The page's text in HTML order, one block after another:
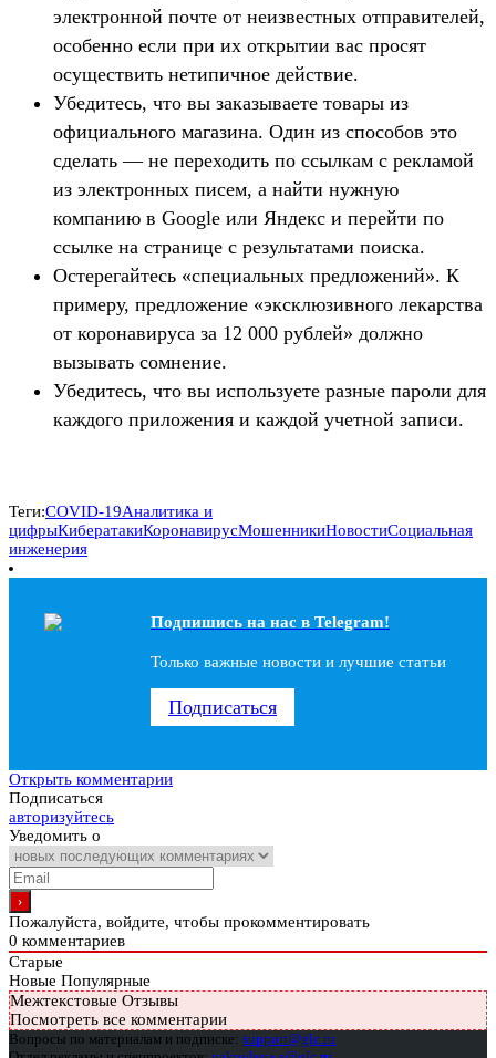
электронной почте от неизвестных отправителей,
особенно если при их открытии вас просят
осуществить нетипичное действие.
Убедитесь, что вы заказываете товары из
официального магазина. Один из способов это
сделать — не переходить по ссылкам с рекламой
из электронных писем, а найти нужную
компанию в Google или Яндекс и перейти по
ссылке на странице с результатами поиска.
Остерегайтесь «специальных предложений». К
примеру, предложение «эксклюзивного лекарства
от коронавируса за 12 000 рублей» должно
вызывать сомнение.
Убедитесь, что вы используете разные пароли для
каждого приложения и каждой учетной записи.
Теги:COVID-19Аналитика и
цифрыКибератакиКоронавирусМошенникиНовостиСоциальная
инженерия
Подпишись на наc в Telegram!
Только важные новости и лучшие статьи
Подписаться
Открыть комментарии
Подписаться
авторизуйтесь
Уведомить о
Пожалуйста, войдите, чтобы прокомментировать
0 комментариев
Старые
Новые Популярные
Межтекстовые Отзывы
Посмотреть все комментарии
Вопросы по материалам и подписке: support@glc.ru